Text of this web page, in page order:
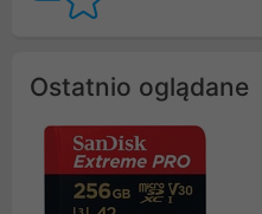
Ostatnio oglądane